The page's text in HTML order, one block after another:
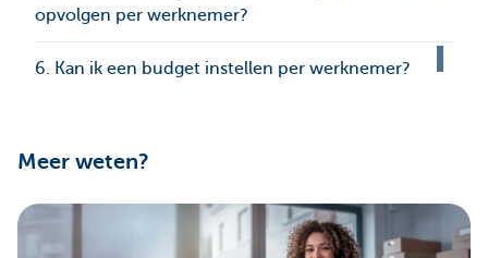
opvolgen per werknemer?
6. Kan ik een budget instellen per werknemer?
Meer weten?